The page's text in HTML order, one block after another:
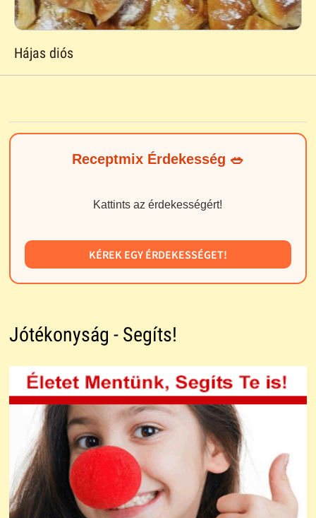
Hájas diós
Receptmix Érdekesség 🥗
Kattints az érdekességért!
KÉREK EGY ÉRDEKESSÉGET!
Jótékonyság - Segíts!